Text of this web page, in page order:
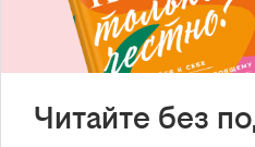
Читайте без